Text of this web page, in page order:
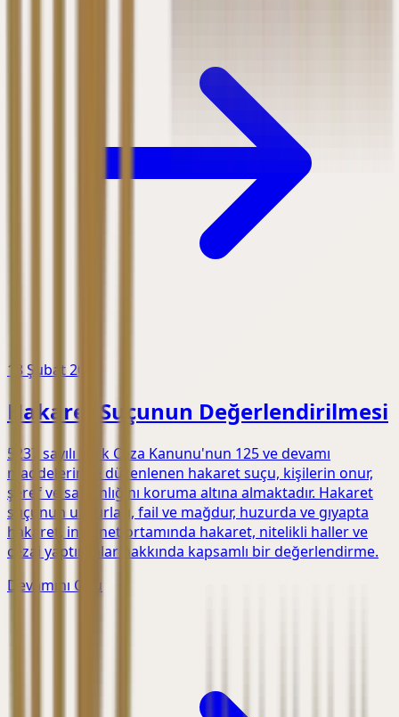
18 Şubat 2026
Hakaret Suçunun Değerlendirilmesi
5237 sayılı Türk Ceza Kanunu'nun 125 ve devamı
maddelerinde düzenlenen hakaret suçu, kişilerin onur,
şeref ve saygınlığını koruma altına almaktadır. Hakaret
suçunun unsurları, fail ve mağdur, huzurda ve gıyapta
hakaret, internet ortamında hakaret, nitelikli haller ve
cezai yaptırımlar hakkında kapsamlı bir değerlendirme.
Devamını Oku